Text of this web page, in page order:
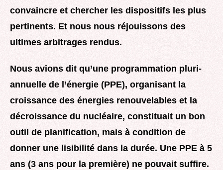
convaincre et chercher les dispositifs les plus
pertinents. Et nous nous réjouissons des
ultimes arbitrages rendus.
Nous avions dit qu’une programmation pluri-
annuelle de l’énergie (PPE), organisant la
croissance des énergies renouvelables et la
décroissance du nucléaire, constituait un bon
outil de planification, mais à condition de
donner une lisibilité dans la durée. Une PPE à 5
ans (3 ans pour la première) ne pouvait suffire.